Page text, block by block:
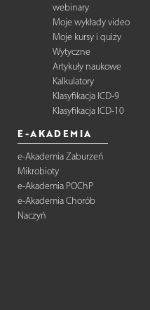
webinary
Moje wykłady video
Moje kursy i quizy
Wytyczne
Artykuły naukowe
Kalkulatory
Klasyfikacja ICD-9
Klasyfikacja ICD-10
E-AKADEMIA
e-Akademia Zaburzeń
Mikrobioty
e-Akademia POChP
e-Akademia Chorób
Naczyń